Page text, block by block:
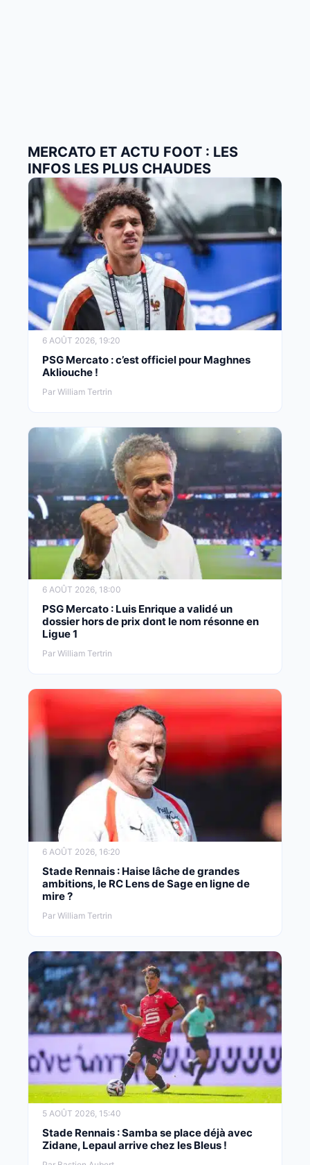
MERCATO ET ACTU FOOT : LES
INFOS LES PLUS CHAUDES
6 AOÛT 2026, 19:20
PSG Mercato : c’est officiel pour Maghnes
Akliouche !
Par William Tertrin
6 AOÛT 2026, 18:00
PSG Mercato : Luis Enrique a validé un
dossier hors de prix dont le nom résonne en
Ligue 1
Par William Tertrin
6 AOÛT 2026, 16:20
Stade Rennais : Haise lâche de grandes
ambitions, le RC Lens de Sage en ligne de
mire ?
Par William Tertrin
5 AOÛT 2026, 15:40
Stade Rennais : Samba se place déjà avec
Zidane, Lepaul arrive chez les Bleus !